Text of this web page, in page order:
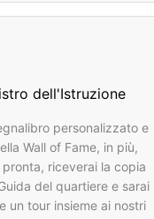
dell'Istruzione
personalizzato e
Wall of Fame, in più,
riceverai la copia
del quartiere e sarai
un tour insieme ai nostri